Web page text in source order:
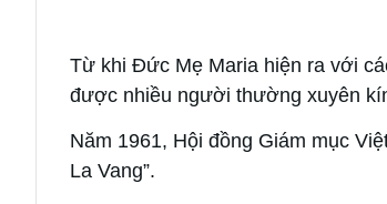
Từ khi Đức Mẹ Maria hiện ra với
được nhiều người thường xuyên
Năm 1961, Hội đồng Giám mục
La Vang”.